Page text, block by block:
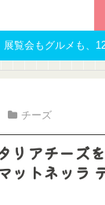
覧会もグルメも、
チーズ
リアチーズ
ットネッラ